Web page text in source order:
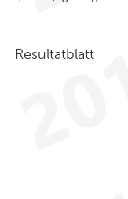
Resultatblatt